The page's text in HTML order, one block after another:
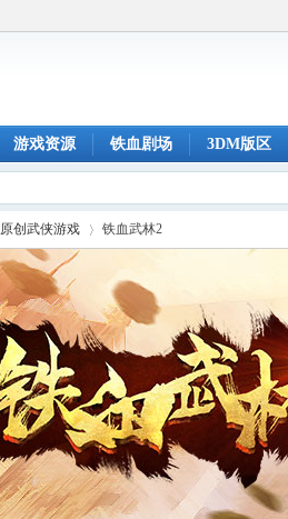
游戏资源 铁血剧场 3DM版区
原创武侠游戏
›
铁血武林2